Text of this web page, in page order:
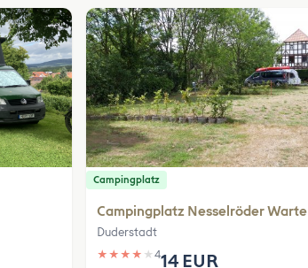
Campingplatz
Campingplatz Nesselröder Warte
Duderstadt
★ ★ ★ ★ ★ 414 EUR